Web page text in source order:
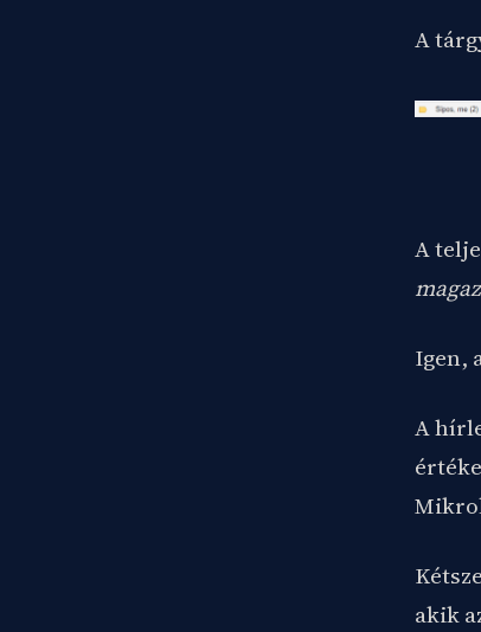
A
A
Igen,
A
akik